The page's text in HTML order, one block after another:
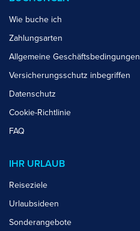
Wie buche ich
Zahlungsarten
Allgemeine Geschäftsbedingungen
Versicherungsschutz inbegriffen
Datenschutz
Cookie-Richtlinie
FAQ
IHR URLAUB
Reiseziele
Urlaubsideen
Sonderangebote